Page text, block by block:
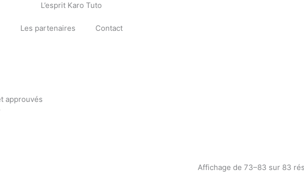
L’esprit Karo Tuto
Les partenaires Contact
approuvés
Affichage de 73–83 sur 83